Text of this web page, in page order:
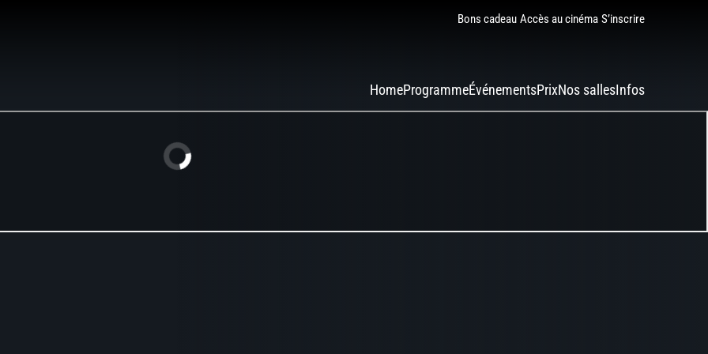
Bons cadeau Accès au cinéma S’inscrire
HomeProgrammeÉvénementsPrixNos sallesInfos